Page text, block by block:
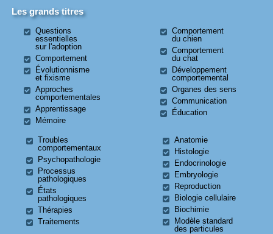
Les grands titres
Questions
essentielles
sur l'adoption
Comportement
Évolutionnisme
et fixisme
Approches
comportementales
Apprentissage
Mémoire
Comportement
du chien
Comportement
du chat
Développement
comportemental
Organes des sens
Communication
Éducation
Troubles
comportementaux
Psychopathologie
Processus
pathologiques
États
pathologiques
Thérapies
Traitements
Anatomie
Histologie
Endocrinologie
Embryologie
Reproduction
Biologie cellulaire
Biochimie
Modèle standard
des particules